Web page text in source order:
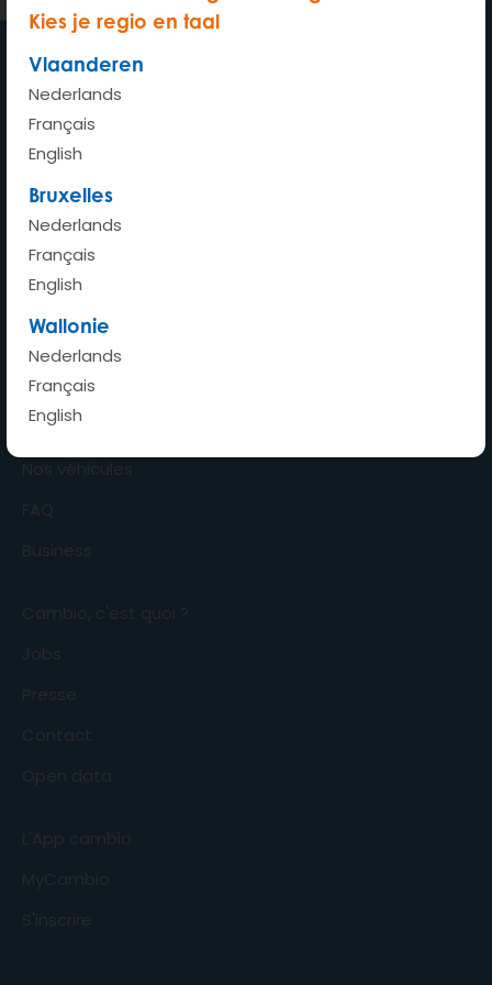
Kies je regio en taal
Vlaanderen
Nederlands
Français
English
Bruxelles
Nederlands
Français
English
Wallonie
Nederlands
Français
English
Ma voiture où je veux quand je
veux
Accueil
Combien ça coûte ?
Avantages
Stations
Nos véhicules
FAQ
Business
Cambio, c'est quoi ?
Jobs
Presse
Contact
Open data
L'App cambio
MyCambio
S'inscrire